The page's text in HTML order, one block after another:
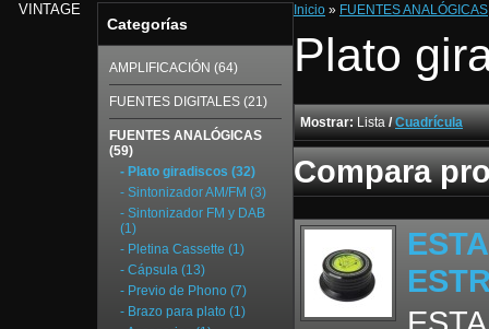
VINTAGE
Categorías
AMPLIFICACIÓN (64)
FUENTES DIGITALES (21)
FUENTES ANALÓGICAS
(59)
- Plato giradiscos (32)
- Sintonizador AM/FM (3)
- Sintonizador FM y DAB
(1)
- Pletina Cassette (1)
- Cápsula (13)
- Previo de Phono (7)
- Brazo para plato (1)
Inicio » FUENTES ANALÓGICAS
Plato
Mostrar:Lista/ Cuadrícula
Compara